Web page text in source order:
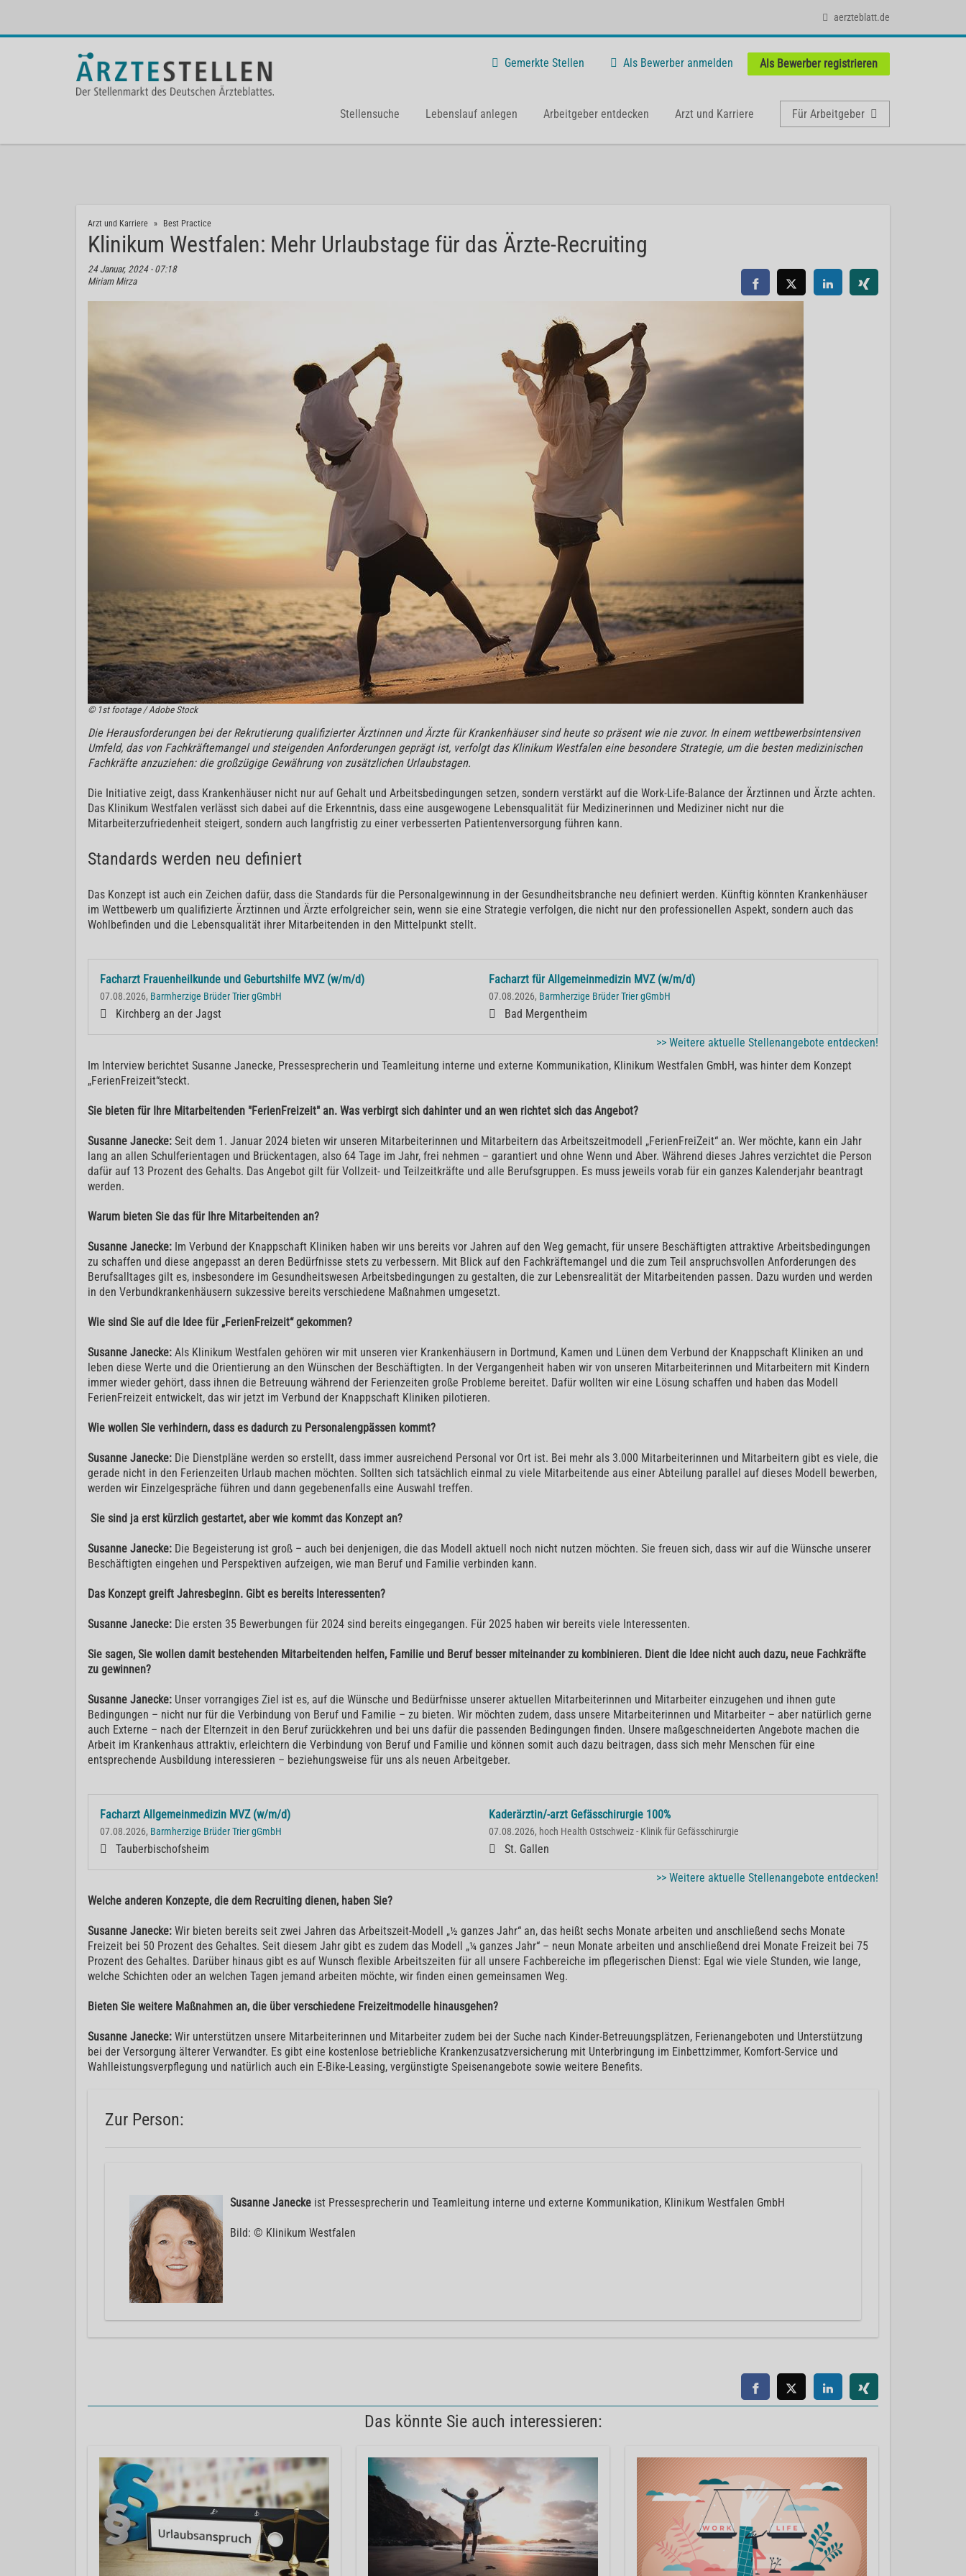
aerzteblatt.de
Gemerkte Stellen Als Bewerber anmelden Als Bewerber registrieren
Stellensuche Lebenslauf anlegen Arbeitgeber entdecken Arzt und Karriere Für Arbeitgeber
Arzt und Karriere Best Practice
Klinikum Westfalen: Mehr Urlaubstage für das Ärzte-Recruiting
24 Januar, 2024 - 07:18
Miriam Mirza
© 1st footage / Adobe Stock
Die Herausforderungen bei der Rekrutierung qualifizierter Ärztinnen und Ärzte für Krankenhäuser sind heute so präsent wie nie zuvor. In einem wettbewerbsintensiven
Umfeld, das von Fachkräftemangel und steigenden Anforderungen geprägt ist, verfolgt das Klinikum Westfalen eine besondere Strategie, um die besten medizinischen
Fachkräfte anzuziehen: die großzügige Gewährung von zusätzlichen Urlaubstagen.
Die Initiative zeigt, dass Krankenhäuser nicht nur auf Gehalt und Arbeitsbedingungen setzen, sondern verstärkt auf die Work-Life-Balance der Ärztinnen und Ärzte achten.
Das Klinikum Westfalen verlässt sich dabei auf die Erkenntnis, dass eine ausgewogene Lebensqualität für Medizinerinnen und Mediziner nicht nur die
Mitarbeiterzufriedenheit steigert, sondern auch langfristig zu einer verbesserten Patientenversorgung führen kann.
Standards werden neu definiert
Das Konzept ist auch ein Zeichen dafür, dass die Standards für die Personalgewinnung in der Gesundheitsbranche neu definiert werden. Künftig könnten Krankenhäuser
im Wettbewerb um qualifizierte Ärztinnen und Ärzte erfolgreicher sein, wenn sie eine Strategie verfolgen, die nicht nur den professionellen Aspekt, sondern auch das
Wohlbefinden und die Lebensqualität ihrer Mitarbeitenden in den Mittelpunkt stellt.
Facharzt Frauenheilkunde und Geburtshilfe MVZ (w/m/d)
07.08.2026, Barmherzige Brüder Trier gGmbH
Kirchberg an der Jagst
Facharzt für Allgemeinmedizin MVZ (w/m/d)
07.08.2026, Barmherzige Brüder Trier gGmbH
Bad Mergentheim
>> Weitere aktuelle Stellenangebote entdecken!
Im Interview berichtet Susanne Janecke, Pressesprecherin und Teamleitung interne und externe Kommunikation, Klinikum Westfalen GmbH, was hinter dem Konzept
„FerienFreizeit“steckt.
Sie bieten für Ihre Mitarbeitenden "FerienFreizeit" an. Was verbirgt sich dahinter und an wen richtet sich das Angebot?
Susanne Janecke: Seit dem 1. Januar 2024 bieten wir unseren Mitarbeiterinnen und Mitarbeitern das Arbeitszeitmodell „FerienFreiZeit“ an. Wer möchte, kann ein Jahr
lang an allen Schulferientagen und Brückentagen, also 64 Tage im Jahr, frei nehmen – garantiert und ohne Wenn und Aber. Während dieses Jahres verzichtet die Person
dafür auf 13 Prozent des Gehalts. Das Angebot gilt für Vollzeit- und Teilzeitkräfte und alle Berufsgruppen. Es muss jeweils vorab für ein ganzes Kalenderjahr beantragt
werden.
Warum bieten Sie das für Ihre Mitarbeitenden an?
Susanne Janecke: Im Verbund der Knappschaft Kliniken haben wir uns bereits vor Jahren auf den Weg gemacht, für unsere Beschäftigten attraktive Arbeitsbedingungen
zu schaffen und diese angepasst an deren Bedürfnisse stets zu verbessern. Mit Blick auf den Fachkräftemangel und die zum Teil anspruchsvollen Anforderungen des
Berufsalltages gilt es, insbesondere im Gesundheitswesen Arbeitsbedingungen zu gestalten, die zur Lebensrealität der Mitarbeitenden passen. Dazu wurden und werden
in den Verbundkrankenhäusern sukzessive bereits verschiedene Maßnahmen umgesetzt.
Wie sind Sie auf die Idee für „FerienFreizeit“ gekommen?
Susanne Janecke: Als Klinikum Westfalen gehören wir mit unseren vier Krankenhäusern in Dortmund, Kamen und Lünen dem Verbund der Knappschaft Kliniken an und
leben diese Werte und die Orientierung an den Wünschen der Beschäftigten. In der Vergangenheit haben wir von unseren Mitarbeiterinnen und Mitarbeitern mit Kindern
immer wieder gehört, dass ihnen die Betreuung während der Ferienzeiten große Probleme bereitet. Dafür wollten wir eine Lösung schaffen und haben das Modell
FerienFreizeit entwickelt, das wir jetzt im Verbund der Knappschaft Kliniken pilotieren.
Wie wollen Sie verhindern, dass es dadurch zu Personalengpässen kommt?
Susanne Janecke: Die Dienstpläne werden so erstellt, dass immer ausreichend Personal vor Ort ist. Bei mehr als 3.000 Mitarbeiterinnen und Mitarbeitern gibt es viele, die
gerade nicht in den Ferienzeiten Urlaub machen möchten. Sollten sich tatsächlich einmal zu viele Mitarbeitende aus einer Abteilung parallel auf dieses Modell bewerben,
werden wir Einzelgespräche führen und dann gegebenenfalls eine Auswahl treffen.
Sie sind ja erst kürzlich gestartet, aber wie kommt das Konzept an?
Susanne Janecke: Die Begeisterung ist groß – auch bei denjenigen, die das Modell aktuell noch nicht nutzen möchten. Sie freuen sich, dass wir auf die Wünsche unserer
Beschäftigten eingehen und Perspektiven aufzeigen, wie man Beruf und Familie verbinden kann.
Das Konzept greift Jahresbeginn. Gibt es bereits Interessenten?
Susanne Janecke: Die ersten 35 Bewerbungen für 2024 sind bereits eingegangen. Für 2025 haben wir bereits viele Interessenten.
Sie sagen, Sie wollen damit bestehenden Mitarbeitenden helfen, Familie und Beruf besser miteinander zu kombinieren. Dient die Idee nicht auch dazu, neue Fachkräfte
zu gewinnen?
Susanne Janecke: Unser vorrangiges Ziel ist es, auf die Wünsche und Bedürfnisse unserer aktuellen Mitarbeiterinnen und Mitarbeiter einzugehen und ihnen gute
Bedingungen – nicht nur für die Verbindung von Beruf und Familie – zu bieten. Wir möchten zudem, dass unsere Mitarbeiterinnen und Mitarbeiter – aber natürlich gerne
auch Externe – nach der Elternzeit in den Beruf zurückkehren und bei uns dafür die passenden Bedingungen finden. Unsere maßgeschneiderten Angebote machen die
Arbeit im Krankenhaus attraktiv, erleichtern die Verbindung von Beruf und Familie und können somit auch dazu beitragen, dass sich mehr Menschen für eine
entsprechende Ausbildung interessieren – beziehungsweise für uns als neuen Arbeitgeber.
Facharzt Allgemeinmedizin MVZ (w/m/d)
07.08.2026, Barmherzige Brüder Trier gGmbH
Tauberbischofsheim
Kaderärztin/-arzt Gefässchirurgie 100%
07.08.2026, hoch Health Ostschweiz - Klinik für Gefässchirurgie
St. Gallen
>> Weitere aktuelle Stellenangebote entdecken!
Welche anderen Konzepte, die dem Recruiting dienen, haben Sie?
Susanne Janecke: Wir bieten bereits seit zwei Jahren das Arbeitszeit-Modell „½ ganzes Jahr“ an, das heißt sechs Monate arbeiten und anschließend sechs Monate
Freizeit bei 50 Prozent des Gehaltes. Seit diesem Jahr gibt es zudem das Modell „¼ ganzes Jahr“ – neun Monate arbeiten und anschließend drei Monate Freizeit bei 75
Prozent des Gehaltes. Darüber hinaus gibt es auf Wunsch flexible Arbeitszeiten für all unsere Fachbereiche im pflegerischen Dienst: Egal wie viele Stunden, wie lange,
welche Schichten oder an welchen Tagen jemand arbeiten möchte, wir finden einen gemeinsamen Weg.
Bieten Sie weitere Maßnahmen an, die über verschiedene Freizeitmodelle hinausgehen?
Susanne Janecke: Wir unterstützen unsere Mitarbeiterinnen und Mitarbeiter zudem bei der Suche nach Kinder-Betreuungsplätzen, Ferienangeboten und Unterstützung
bei der Versorgung älterer Verwandter. Es gibt eine kostenlose betriebliche Krankenzusatzversicherung mit Unterbringung im Einbettzimmer, Komfort-Service und
Wahlleistungsverpflegung und natürlich auch ein E-Bike-Leasing, vergünstigte Speisenangebote sowie weitere Benefits.
Zur Person:
Susanne Janecke ist Pressesprecherin und Teamleitung interne und externe Kommunikation, Klinikum Westfalen GmbH
Bild: © Klinikum Westfalen
Das könnte Sie auch interessieren: